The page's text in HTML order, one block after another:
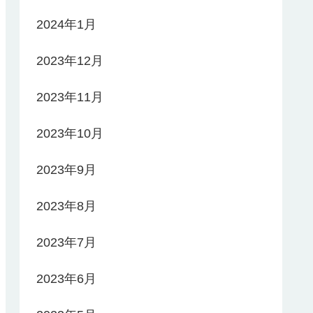
2024年1月
2023年12月
2023年11月
2023年10月
2023年9月
2023年8月
2023年7月
2023年6月